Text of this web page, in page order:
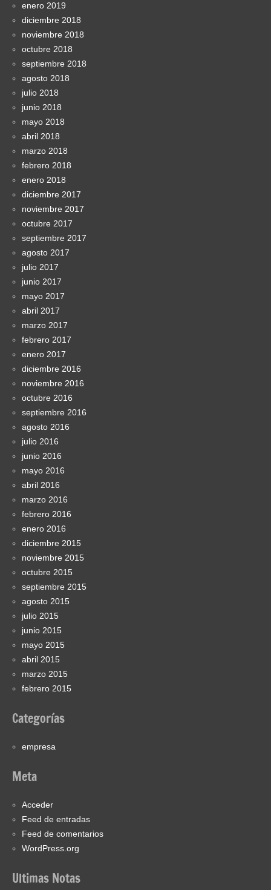
enero 2019
diciembre 2018
noviembre 2018
octubre 2018
septiembre 2018
agosto 2018
julio 2018
junio 2018
mayo 2018
abril 2018
marzo 2018
febrero 2018
enero 2018
diciembre 2017
noviembre 2017
octubre 2017
septiembre 2017
agosto 2017
julio 2017
junio 2017
mayo 2017
abril 2017
marzo 2017
febrero 2017
enero 2017
diciembre 2016
noviembre 2016
octubre 2016
septiembre 2016
agosto 2016
julio 2016
junio 2016
mayo 2016
abril 2016
marzo 2016
febrero 2016
enero 2016
diciembre 2015
noviembre 2015
octubre 2015
septiembre 2015
agosto 2015
julio 2015
junio 2015
mayo 2015
abril 2015
marzo 2015
febrero 2015
Categorías
empresa
Meta
Acceder
Feed de entradas
Feed de comentarios
WordPress.org
Ultimas Notas